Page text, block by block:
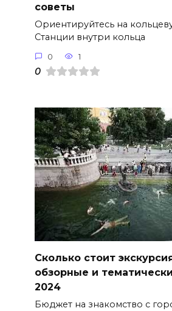
советы
Ориентируйтесь на
Станции внутри кольца
0 1
0
Сколько стоит
обзорные и
2024
Бюджет на знакомство с